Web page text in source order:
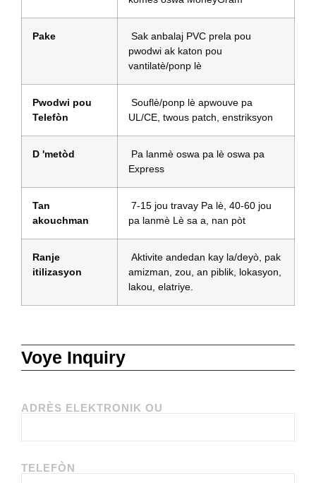
Pake
Sak anbalaj PVC prela pou
pwodwi ak katon pou
vantilatè/ponp lè
Pwodwi pou
Telefòn
Souflè/ponp lè apwouve pa
UL/CE, twous patch, enstriksyon
D 'metòd
Pa lanmè oswa pa lè oswa pa
Express
Tan
akouchman
7-15 jou travay Pa lè, 40-60 jou
pa lanmè Lè sa a, nan pòt
Ranje
itilizasyon
Aktivite andedan kay la/deyò, pak
amizman, zou, an piblik, lokasyon,
lakou, elatriye.
Voye Inquiry
ADRÈS ELEKTRONIK OU
TELEFÒN